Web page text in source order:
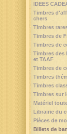
IDEES
Timbres
chers
Timbres
Timbres de
Timbres de
Timbres des
et TAAF
Timbres de
Timbres
Timbres
Timbres sur
Matériel
Librairie du
Pièces de
Billets de